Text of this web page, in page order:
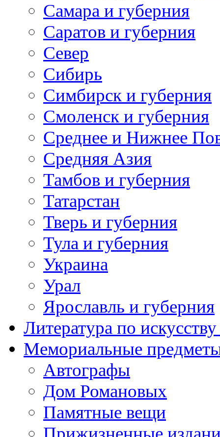
Самара и губерния
Саратов и губерния
Север
Сибирь
Симбирск и губерния
Смоленск и губерния
Среднее и Нижнее
Средняя Азия
Тамбов и губерния
Татарстан
Тверь и губерния
Тула и губерния
Украина
Урал
Ярославль и губерния
Литература по
Мемориальные
Автографы
Дом Романовых
Памятные вещи